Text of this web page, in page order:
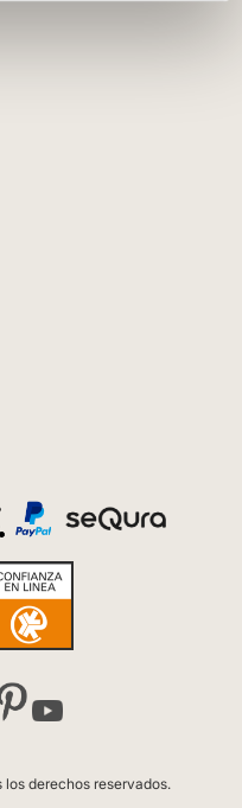
derechos reservados.